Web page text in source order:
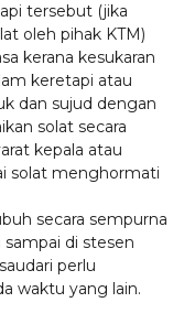
tersebut (jika
oleh pihak KTM)
kerana kesukaran
keretapi atau
dan sujud dengan
solat secara
kepala atau
solat menghormati
secara sempurna
di stesen
perlu
waktu yang lain.